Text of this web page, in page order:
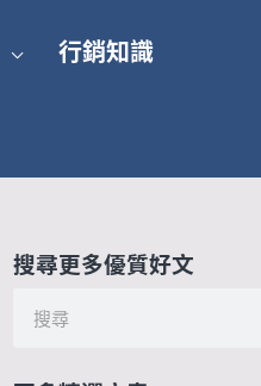
行銷知識
搜尋更多優質好文